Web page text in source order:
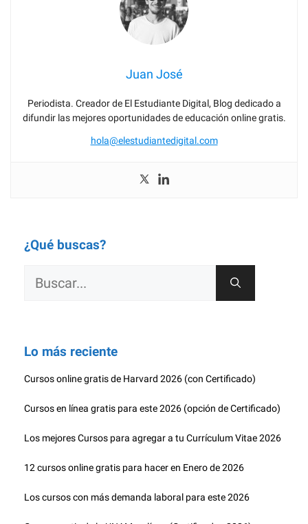
Juan José
Periodista. Creador de El Estudiante Digital, Blog dedicado a
difundir las mejores oportunidades de educación online gratis.
hola@elestudiantedigital.com
¿Qué buscas?
Buscar:
Lo más reciente
Cursos online gratis de Harvard 2026 (con Certificado)
Cursos en línea gratis para este 2026 (opción de Certificado)
Los mejores Cursos para agregar a tu Currículum Vitae 2026
12 cursos online gratis para hacer en Enero de 2026
Los cursos con más demanda laboral para este 2026